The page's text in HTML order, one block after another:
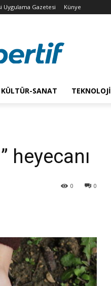
Uygulama Gazetesi Künye
KÜLTÜR-SANAT TEKNOLOJI
heyecanı
0
0